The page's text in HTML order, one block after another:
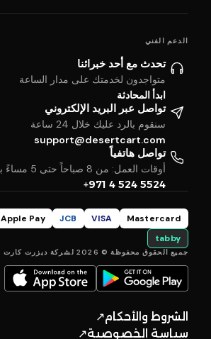
الدعم الفني
تحدث مع أحد خبرائنا
متواجدون لخدمتك على مدار الساعة
ابدأ المحادثة
تواصل عبر البريد الإلكتروني
سنقوم بالرد عليك خلال 24 ساعة
support@desertcart.com
تواصل هاتفياً
أوقات العمل: من 8 صباحاً حتى 5 مساءً بتوقيت الخليج
+971 4 524 5524
Mastercard
VISA
JCB
Apple Pay
tabby
جميع الحقوق محفوظة © 2026 لشركة ديزرت كارت القابضة المحدودة
الشروط والأحكام↗
سياسة الخصوصية↗